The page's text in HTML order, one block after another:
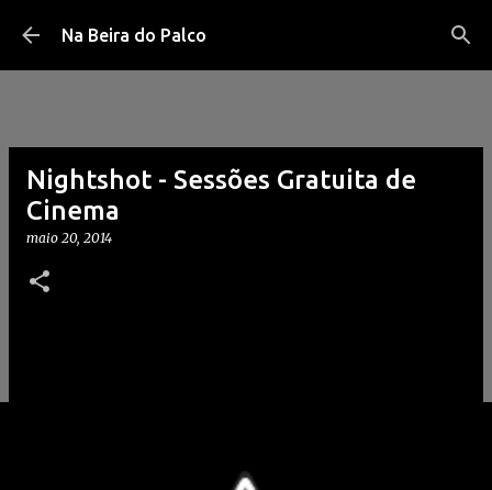
Pular para o conteúdo principal
Na Beira do Palco
Nightshot - Sessões Gratuita de
Cinema
maio 20, 2014